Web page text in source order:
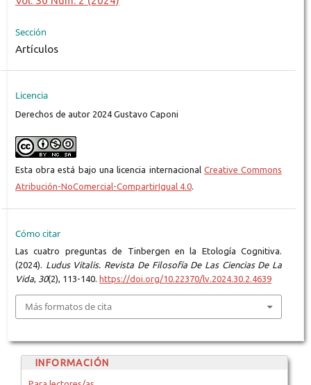
Sección
Artículos
Licencia
Derechos de autor 2024 Gustavo Caponi
Esta obra está bajo una licencia internacional Creative Commons
Atribución-NoComercial-CompartirIgual 4.0.
Cómo citar
Las cuatro preguntas de Tinbergen en la Etología Cognitiva.
(2024). Ludus Vitalis. Revista De Filosofía De Las Ciencias De La
Vida, 30(2), 113-140. https://doi.org/10.22370/lv.2024.30.2.4639
Más formatos de cita
INFORMACIÓN